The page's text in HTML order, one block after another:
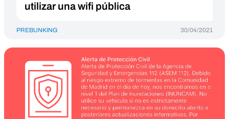
utilizar una wifi pública
PREBUNKING 30/04/2021